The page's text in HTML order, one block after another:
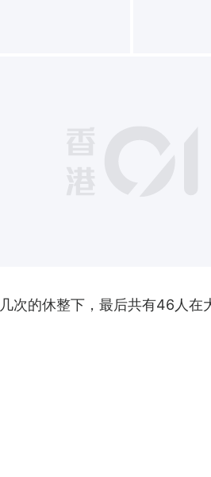
次的休整下，最后共有46人在